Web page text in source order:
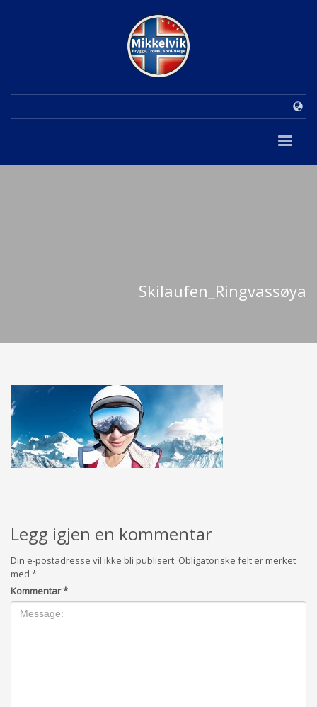
Skilaufen_Ringvassøya
Legg igjen en kommentar
Din e-postadresse vil ikke bli publisert. Obligatoriske felt er merket
med *
Kommentar*